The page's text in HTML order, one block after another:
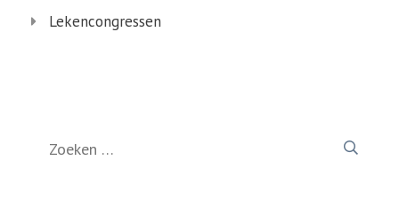
Lekencongressen